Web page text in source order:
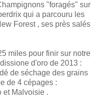
"foragés" sur
qui a parcouru les
Forest , ses près salés
miles pour finir sur notre
d'oro de 2013 :
de séchage des grains
de 4 cépages :
et Malvoisie .